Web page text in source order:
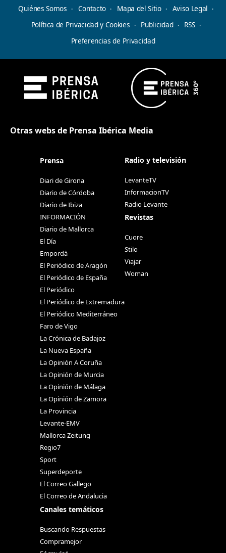
Quiénes Somos Contacto Mapa del Sitio
Aviso Legal
Política de Privacidad y Cookies
Publicidad
RSS
Preferencias de Privacidad
Otras webs de Prensa Ibérica Media
Prensa
Diari de Girona
Diario de Córdoba
Diario de Ibiza
INFORMACIÓN
Diario de Mallorca
El Día
Empordà
El Periódico de Aragón
El Periódico de España
El Periódico
El Periódico de Extremadura
El Periódico Mediterráneo
Faro de Vigo
La Crónica de Badajoz
La Nueva España
La Opinión A Coruña
La Opinión de Murcia
La Opinión de Málaga
La Opinión de Zamora
La Provincia
Levante-EMV
Mallorca Zeitung
Regio7
Sport
Superdeporte
El Correo Gallego
El Correo de Andalucia
Canales temáticos
Buscando Respuestas
Compramejor
Radio y televisión
LevanteTV
InformacionTV
Radio Levante
Revistas
Cuore
Stilo
Viajar
Woman